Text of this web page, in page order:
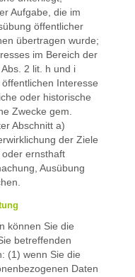
Aufgabe, die im
öffentlicher
übertragen wurde;
im Bereich der
2 lit. h und i
Interesse
oder historische
Zwecke gem.
Abschnitt a)
der Ziele
ernsthaft
Ausübung
können Sie die
betreffenden
(1) wenn Sie die
Daten